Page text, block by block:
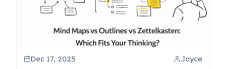
Dec 17, 2025 Joyce